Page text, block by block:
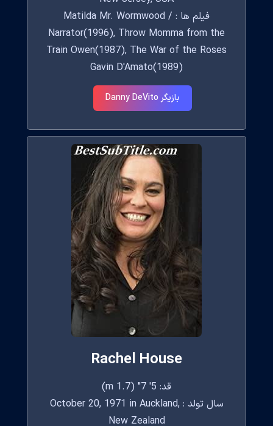
فیلم ها : Matilda Mr. Wormwood /
Narrator(1996), Throw Momma from the
Train Owen(1987), The War of the Roses
Gavin D'Amato(1989)
بازیگر Danny DeVito
Rachel House
قد: 5' 7" (1.7 m)
سال تولد : October 20, 1971 in Auckland,
New Zealand